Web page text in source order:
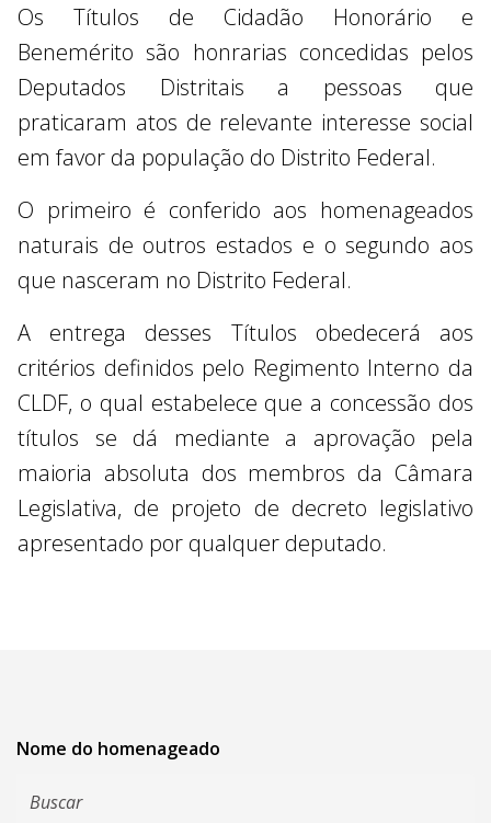
Os Títulos de Cidadão Honorário e
Benemérito são honrarias concedidas pelos
Deputados Distritais a pessoas que
praticaram atos de relevante interesse social
em favor da população do Distrito Federal.
O primeiro é conferido aos homenageados
naturais de outros estados e o segundo aos
que nasceram no Distrito Federal.
A entrega desses Títulos obedecerá aos
critérios definidos pelo Regimento Interno da
CLDF, o qual estabelece que a concessão dos
títulos se dá mediante a aprovação pela
maioria absoluta dos membros da Câmara
Legislativa, de projeto de decreto legislativo
apresentado por qualquer deputado.
Nome do homenageado